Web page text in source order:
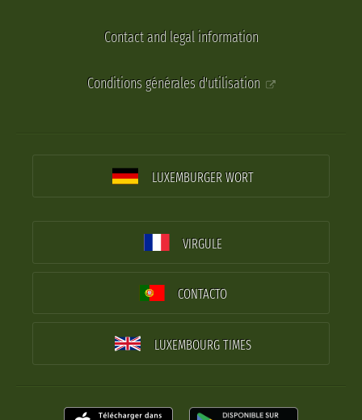
Contact and legal information
Conditions générales d'utilisation
LUXEMBURGER WORT
VIRGULE
CONTACTO
LUXEMBOURG TIMES